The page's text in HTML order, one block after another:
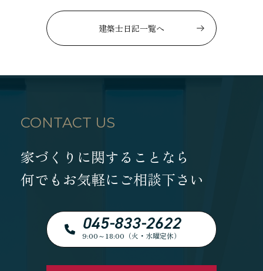
建築士日記一覧へ
CONTACT US
家づくりに関することなら
何でもお気軽にご相談下さい
045-833-2622
9:00～18:00（火・水曜定休）